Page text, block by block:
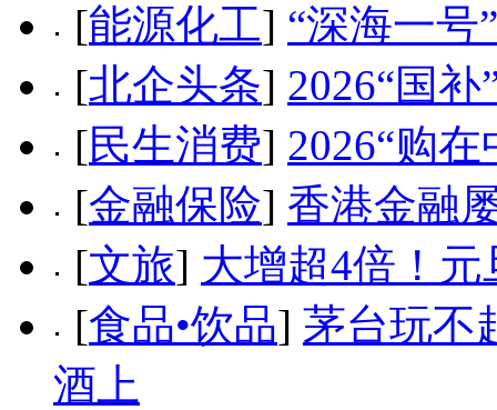
[能源化工] “深海一号
[北企头条] 2026“国
[民生消费] 2026“购
[金融保险] 香港金融
[文旅] 大增超4倍！
[食品•饮品] 茅台玩不
酒上